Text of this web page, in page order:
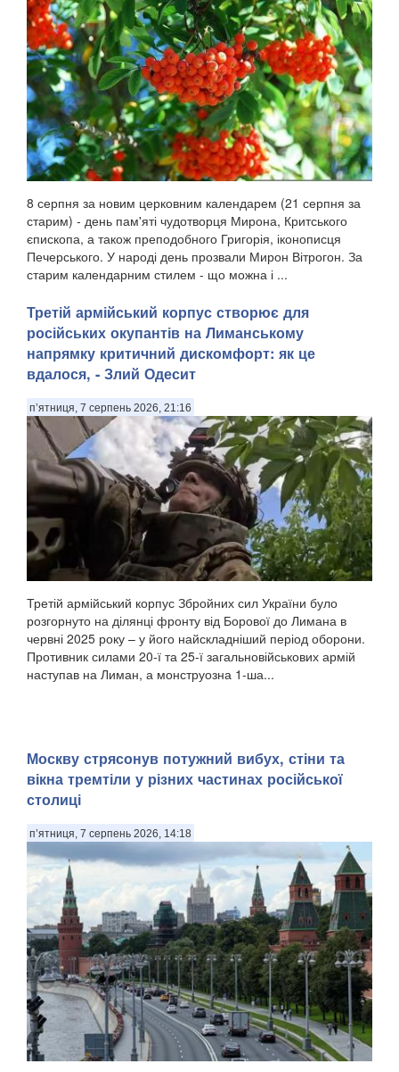
8 серпня за новим церковним календарем (21 серпня за
старим) - день пам'яті чудотворця Мирона, Критського
єпископа, а також преподобного Григорія, іконописця
Печерського. У народі день прозвали Мирон Вітрогон. За
старим календарним стилем - що можна і ...
Третій армійський корпус створює для
російських окупантів на Лиманському
напрямку критичний дискомфорт: як це
вдалося, - Злий Одесит
п’ятниця, 7 серпень 2026, 21:16
Третій армійський корпус Збройних сил України було
розгорнуто на ділянці фронту від Борової до Лимана в
червні 2025 року – у його найскладніший період оборони.
Противник силами 20-ї та 25-ї загальновійськових армій
наступав на Лиман, а монструозна 1-ша...
Москву стрясонув потужний вибух, стіни та
вікна тремтіли у різних частинах російської
столиці
п’ятниця, 7 серпень 2026, 14:18